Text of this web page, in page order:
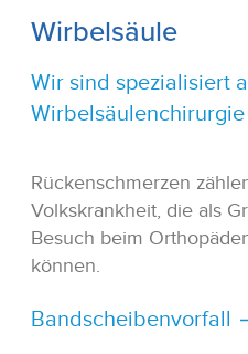
Wirbelsäule
Wir sind spezialisiert
Wirbelsäulenchirurgie
Rückenschmerzen
Volkskrankheit, die als
Besuch beim
können.
Bandscheibenvorfall